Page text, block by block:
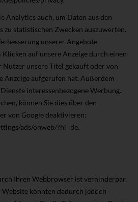
Analytics auch, um Daten aus den
zu statistischen Zwecken auszuwerten.
unserer Angebote
Klicken auf unsere Anzeige durch einen
Nutzer unsere Titel gekauft oder von
Anzeige aufgerufen hat. Außerdem
interessenbezogene Werbung.
können Sie dies über den
von Google deaktivieren:
ads/onweb/?hl=de.
Ihren Webbrowser ist verhinderbar.
könnten dadurch jedoch